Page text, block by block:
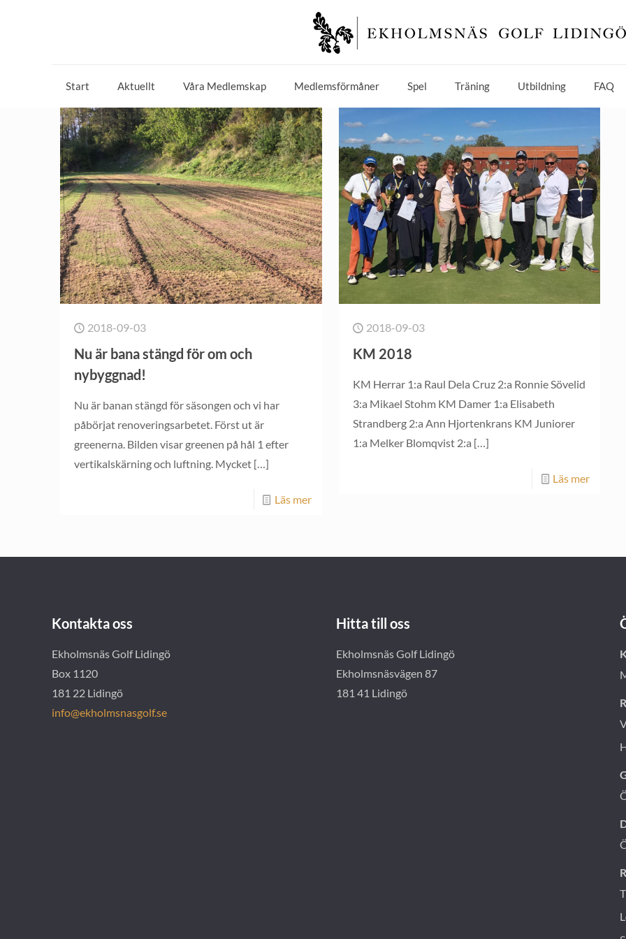
Start Aktuellt Våra Medlemskap Medlemsförmåner Spel Träning Utbildning FAQ
2018-09-03
Nu är bana stängd för om och
nybyggnad!
Nu är banan stängd för säsongen och vi har
påbörjat renoveringsarbetet. Först ut är
greenerna. Bilden visar greenen på hål 1 efter
vertikalskärning och luftning. Mycket[…]
Läs mer
2018-09-03
KM 2018
KM Herrar 1:a Raul Dela Cruz 2:a Ronnie Sövelid
3:a Mikael Stohm KM Damer 1:a Elisabeth
Strandberg 2:a Ann Hjortenkrans KM Juniorer
1:a Melker Blomqvist 2:a […]
Läs mer
Kontakta oss
Ekholmsnäs Golf Lidingö
Box 1120
181 22 Lidingö
info@ekholmsnasgolf.se
Hitta till oss
Ekholmsnäs Golf Lidingö
Ekholmsnäsvägen 87
181 41 Lidingö